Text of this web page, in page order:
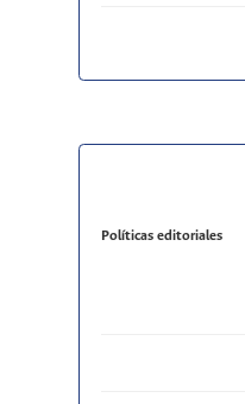
Políticas editoriales